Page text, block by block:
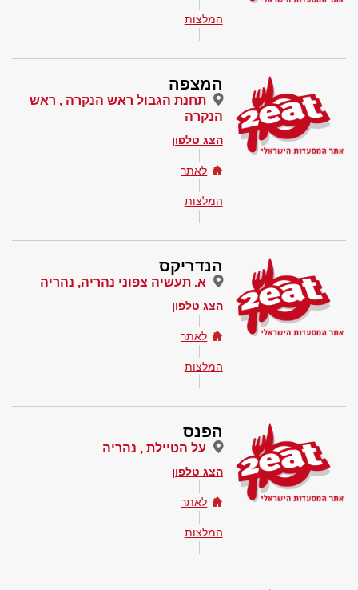
המלצות
המצפה
תחנת הגבול ראש הנקרה , ראש
הנקרה
הצג טלפון
לאתר
המלצות
הנדריקס
א. תעשיה צפוני נהריה, נהריה
הצג טלפון
לאתר
המלצות
הפנס
על הטיילת , נהריה
הצג טלפון
לאתר
המלצות